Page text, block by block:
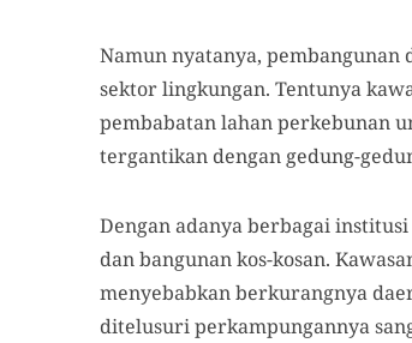
Namun nyatanya,
sektor lingkungan. Tentunya
pembabatan lahan perkebunan
tergantikan dengan gedung-
Dengan adanya berbagai
dan bangunan kos-kosan.
menyebabkan berkurangnya
ditelusuri perkampungannya